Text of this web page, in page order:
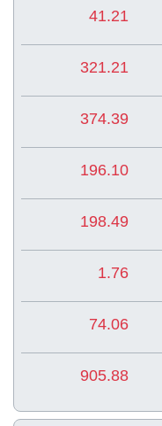
41.21
321.21
374.39
196.10
198.49
1.76
74.06
905.88